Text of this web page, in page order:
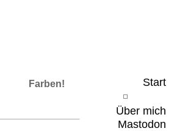
Start
Über mich
Mastodon
Farben!